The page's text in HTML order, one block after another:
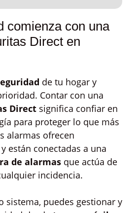
comienza con una
Direct en
de tu hogar y
Contar con una
Direct significa confiar en
para proteger lo que más
alarmas ofrecen
y están conectadas a una
de alarmas que actúa de
incidencia.
sistema, puedes gestionar y